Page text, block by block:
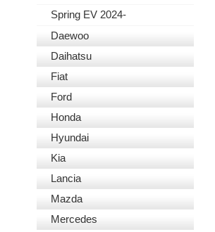
Spring EV 2024-
Daewoo
Daihatsu
Fiat
Ford
Honda
Hyundai
Kia
Lancia
Mazda
Mercedes